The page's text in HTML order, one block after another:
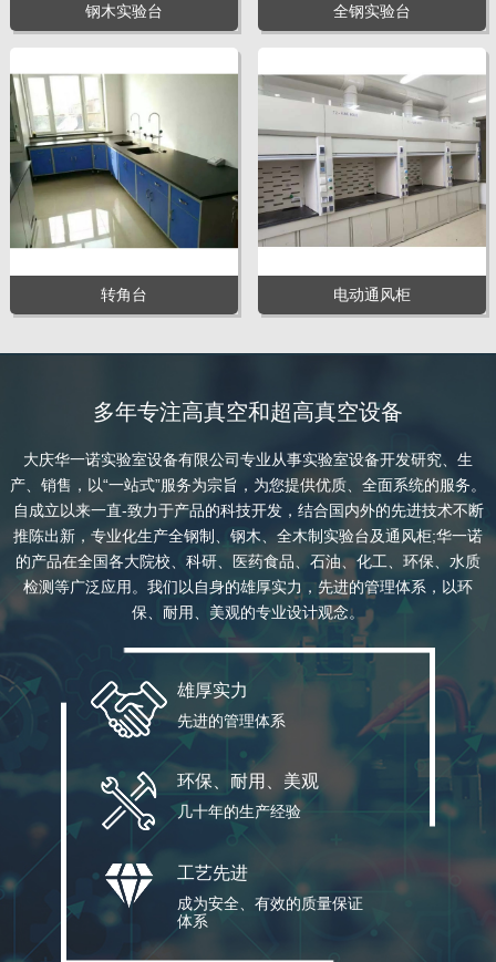
钢木实验台 全钢实验台
转角台 电动通风柜
多年专注高真空和超高真空设备
大庆华一诺实验室设备有限公司专业从事实验室设备开发研究、生
产、销售，以“一站式”服务为宗旨，为您提供优质、全面系统的服务。
自成立以来一直-致力于产品的科技开发，结合国内外的先进技术不断
推陈出新，专业化生产全钢制、钢木、全木制实验台及通风柜;华一诺
的产品在全国各大院校、科研、医药食品、石油、化工、环保、水质
检测等广泛应用。我们以自身的雄厚实力，先进的管理体系，以环
保、耐用、美观的专业设计观念。
雄厚实力
先进的管理体系
环保、耐用、美观
几十年的生产经验
工艺先进
成为安全、有效的质量保证
体系